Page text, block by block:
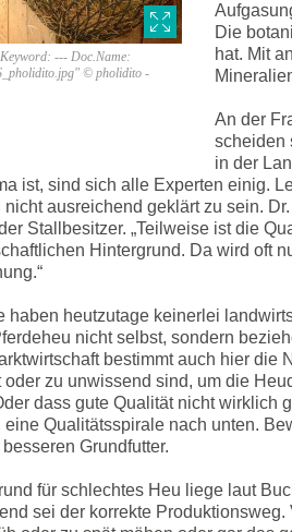
--- Doc.Name:
© pholidito -
Die
hat. Mit
An der
scheiden
in der
ist, sind sich alle Experten einig.
ausreichend geklärt zu sein.
Stallbesitzer. „Teilweise ist die
Hintergrund. Da wird oft
haben heutzutage keinerlei
nicht selbst, sondern
bestimmt auch hier die
zu unwissend sind, um die
dass gute Qualität nicht wirklich
Qualitätsspirale nach unten.
Grundfutter.
für schlechtes Heu liege laut
sei der korrekte